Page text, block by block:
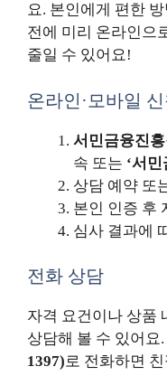
요. 본인에게 편한
전에 미리 온라인으
줄일 수 있어요!
온라인·모바일 신
서민금융진흥
속 또는 ‘서민
상담 예약 또
본인 인증 후
심사 결과에
전화 상담
자격 요건이나 상품
상담해 볼 수 있어요.
1397)로 전화하면